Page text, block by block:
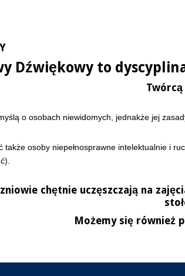
Dźwiękowy to
o osobach niewidomych, jednakże jej
także osoby niepełnosprawne intelektualnie i
chętnie uczęszczają na
Możemy się również